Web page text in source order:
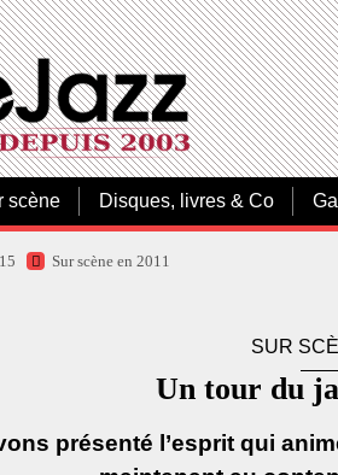
scène Disques, livres & Co
Sur scène en 2011
SUR
Un tour du
présenté l’esprit qui